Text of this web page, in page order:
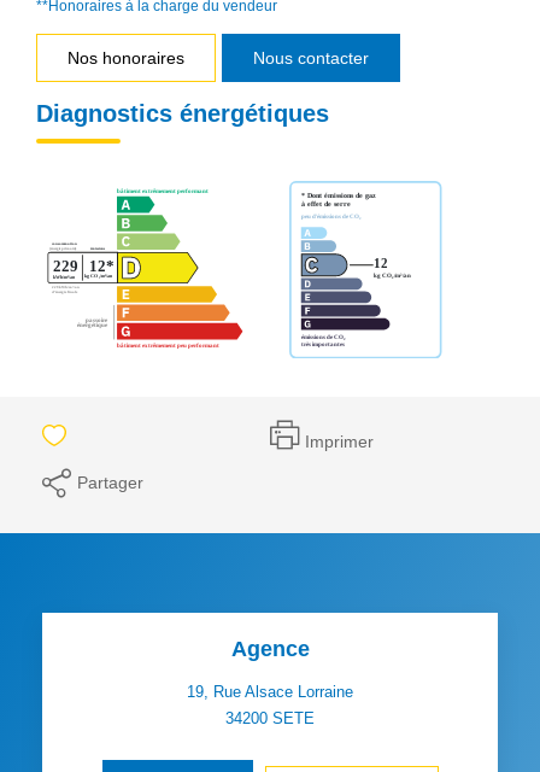
**Honoraires à la charge du vendeur
Nos honoraires Nous contacter
Diagnostics énergétiques
Imprimer
Partager
Agence
19, Rue Alsace Lorraine
34200 SETE